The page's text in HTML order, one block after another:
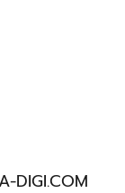
DIGI.COM